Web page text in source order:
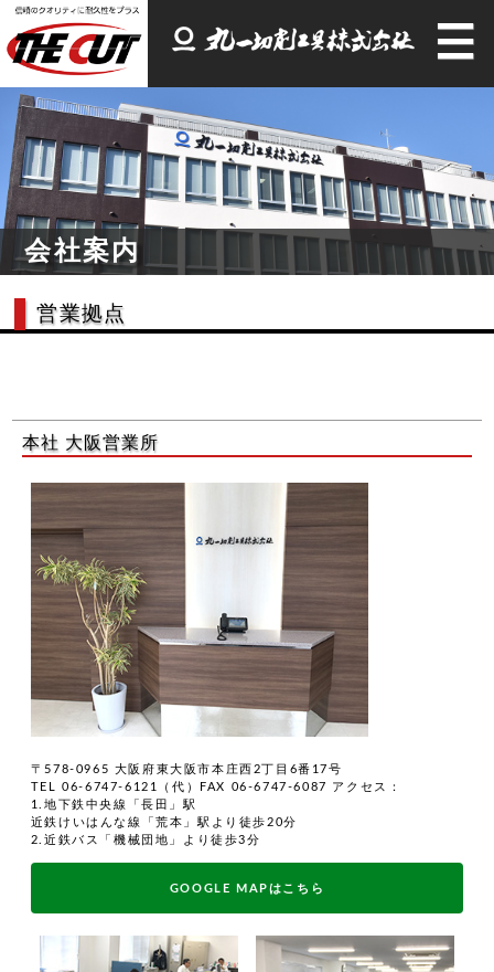
会社案内
営業拠点
本社 大阪営業所
〒578-0965 大阪府東大阪市本庄西2丁目6番17号
TEL 06-6747-6121（代）FAX 06-6747-6087 アクセス：
1.地下鉄中央線「長田」駅
近鉄けいはんな線「荒本」駅より徒歩20分
2.近鉄バス「機械団地」より徒歩3分
GOOGLE MAPはこちら